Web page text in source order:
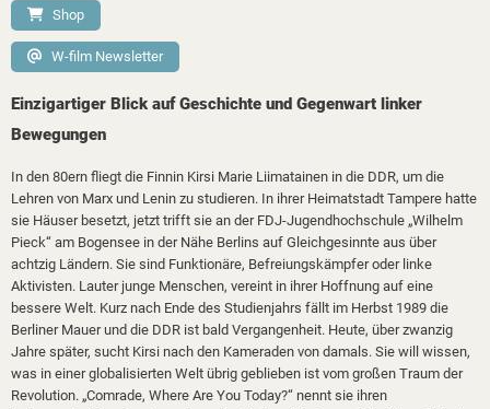
Shop
W-film Newsletter
Einzigartiger Blick auf Geschichte und Gegenwart linker
Bewegungen
In den 80ern fliegt die Finnin Kirsi Marie Liimatainen in die DDR, um die
Lehren von Marx und Lenin zu studieren. In ihrer Heimatstadt Tampere hatte
sie Häuser besetzt, jetzt trifft sie an der FDJ-Jugendhochschule „Wilhelm
Pieck“ am Bogensee in der Nähe Berlins auf Gleichgesinnte aus über
achtzig Ländern. Sie sind Funktionäre, Befreiungskämpfer oder linke
Aktivisten. Lauter junge Menschen, vereint in ihrer Hoffnung auf eine
bessere Welt. Kurz nach Ende des Studienjahrs fällt im Herbst 1989 die
Berliner Mauer und die DDR ist bald Vergangenheit. Heute, über zwanzig
Jahre später, sucht Kirsi nach den Kameraden von damals. Sie will wissen,
was in einer globalisierten Welt übrig geblieben ist vom großen Traum der
Revolution. „Comrade, Where Are You Today?“ nennt sie ihren